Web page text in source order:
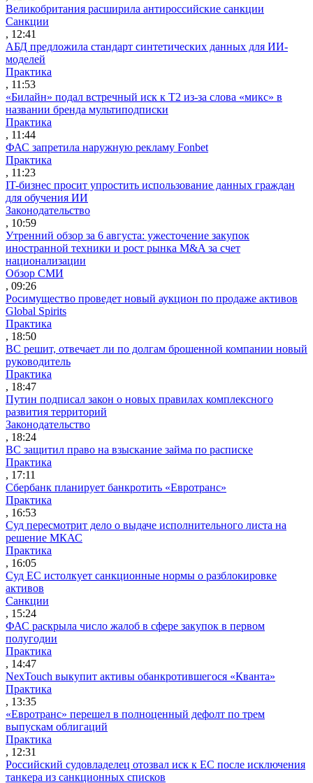
Великобритания расширила антироссийские санкции
Санкции
, 12:41
АБД предложила стандарт синтетических данных для ИИ-
моделей
Практика
, 11:53
«Билайн» подал встречный иск к Т2 из-за слова «микс» в
названии бренда мультиподписки
Практика
, 11:44
ФАС запретила наружную рекламу Fonbet
Практика
, 11:23
IT-бизнес просит упростить использование данных граждан
для обучения ИИ
Законодательство
, 10:59
Утренний обзор за 6 августа: ужесточение закупок
иностранной техники и рост рынка M&A за счет
национализации
Обзор СМИ
, 09:26
Росимущество проведет новый аукцион по продаже активов
Global Spirits
Практика
, 18:50
ВС решит, отвечает ли по долгам брошенной компании новый
руководитель
Практика
, 18:47
Путин подписал закон о новых правилах комплексного
развития территорий
Законодательство
, 18:24
ВС защитил право на взыскание займа по расписке
Практика
, 17:11
Сбербанк планирует банкротить «Евротранс»
Практика
, 16:53
Суд пересмотрит дело о выдаче исполнительного листа на
решение МКАС
Практика
, 16:05
Суд ЕС истолкует санкционные нормы о разблокировке
активов
Санкции
, 15:24
ФАС раскрыла число жалоб в сфере закупок в первом
полугодии
Практика
, 14:47
NexTouch выкупит активы обанкротившегося «Кванта»
Практика
, 13:35
«Евротранс» перешел в полноценный дефолт по трем
выпускам облигаций
Практика
, 12:31
Российский судовладелец отозвал иск к ЕС после исключения
танкера из санкционных списков